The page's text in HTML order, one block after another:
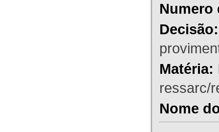
Numero
Decisão:
Matéria:
ressarc/
Nome